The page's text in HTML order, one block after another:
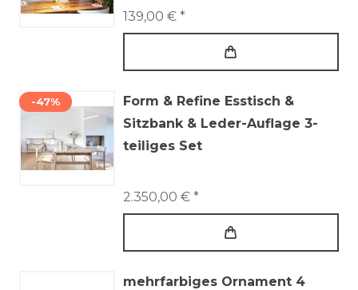
139,00 € *
-47%
Form & Refine Esstisch &
Sitzbank & Leder-Auflage 3-
teiliges Set
2.350,00 € *
mehrfarbiges Ornament 4